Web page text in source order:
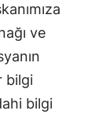
ve
bilgi
bilgi